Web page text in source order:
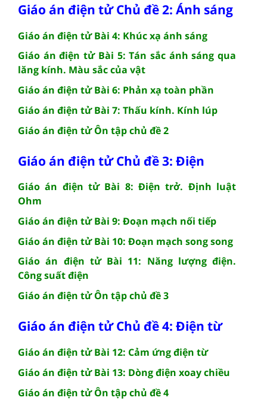
Giáo án điện tử Chủ đề 2: Ánh sáng
Giáo án điện tử Bài 4: Khúc xạ ánh sáng
Giáo án điện tử Bài 5: Tán sắc ánh sáng qua
lăng kính. Màu sắc của vật
Giáo án điện tử Bài 6: Phản xạ toàn phần
Giáo án điện tử Bài 7: Thấu kính. Kính lúp
Giáo án điện tử Ôn tập chủ đề 2
Giáo án điện tử Chủ đề 3: Điện
Giáo án điện tử Bài 8: Điện trở. Định luật
Ohm
Giáo án điện tử Bài 9: Đoạn mạch nối tiếp
Giáo án điện tử Bài 10: Đoạn mạch song song
Giáo án điện tử Bài 11: Năng lượng điện.
Công suất điện
Giáo án điện tử Ôn tập chủ đề 3
Giáo án điện tử Chủ đề 4: Điện từ
Giáo án điện tử Bài 12: Cảm ứng điện từ
Giáo án điện tử Bài 13: Dòng điện xoay chiều
Giáo án điện tử Ôn tập chủ đề 4